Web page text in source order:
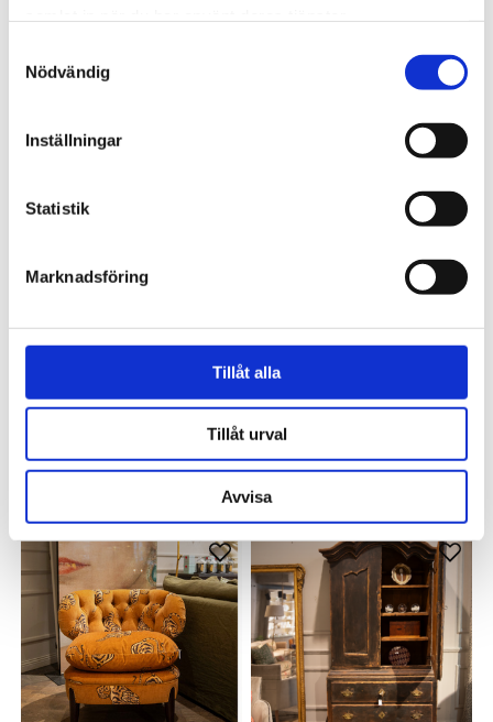
Nödvändig
Inställningar
Statistik
Marknadsföring
Tillåt alla
Tillåt urval
Avvisa
14 495 kr
Spegel trä med rosett 1780 tal
Soffa Charles i tyget Stumpery
Tapestry
Baljfåtölj blommigt tyg
14 995 kr